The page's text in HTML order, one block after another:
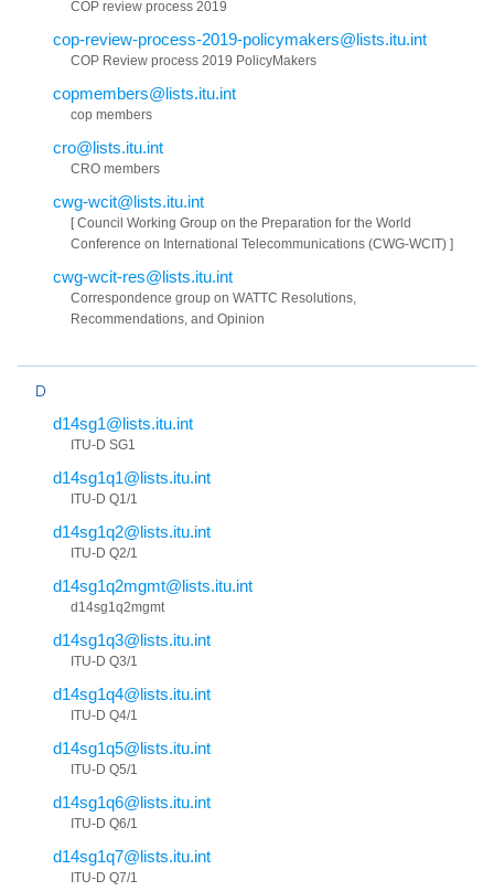
COP review process 2019
cop-review-process-2019-policymakers@lists.itu.int
COP Review process 2019 PolicyMakers
copmembers@lists.itu.int
cop members
cro@lists.itu.int
CRO members
cwg-wcit@lists.itu.int
[ Council Working Group on the Preparation for the World
Conference on International Telecommunications (CWG-WCIT) ]
cwg-wcit-res@lists.itu.int
Correspondence group on WATTC Resolutions,
Recommendations, and Opinion
D
d14sg1@lists.itu.int
ITU-D SG1
d14sg1q1@lists.itu.int
ITU-D Q1/1
d14sg1q2@lists.itu.int
ITU-D Q2/1
d14sg1q2mgmt@lists.itu.int
d14sg1q2mgmt
d14sg1q3@lists.itu.int
ITU-D Q3/1
d14sg1q4@lists.itu.int
ITU-D Q4/1
d14sg1q5@lists.itu.int
ITU-D Q5/1
d14sg1q6@lists.itu.int
ITU-D Q6/1
d14sg1q7@lists.itu.int
ITU-D Q7/1